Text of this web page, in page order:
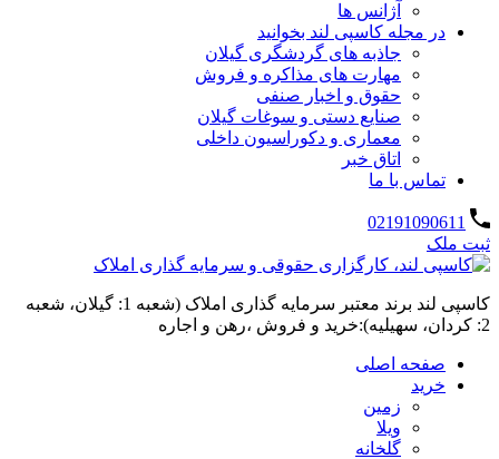
آژانس ها
در مجله کاسپی لند بخوانید
جاذبه های گردشگری گیلان
مهارت های مذاکره و فروش
حقوق و اخبار صنفی
صنایع دستی و سوغات گیلان
معماری و دکوراسیون داخلی
اتاق خبر
تماس با ما
02191090611
ثبت ملک
کاسپی لند برند معتبر سرمایه گذاری املاک (شعبه 1: گیلان، شعبه
2: کردان، سهیلیه):خرید و فروش ،رهن و اجاره
صفحه اصلی
خرید
زمین
ویلا
گلخانه